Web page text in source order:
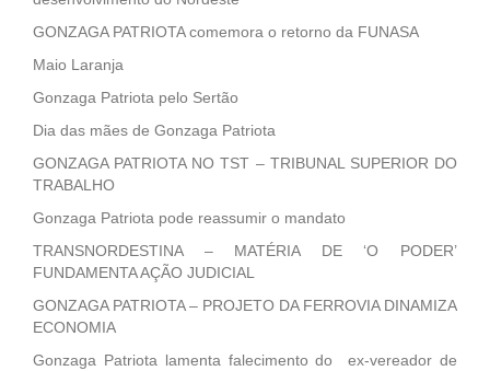
GONZAGA PATRIOTA comemora o retorno da FUNASA
Maio Laranja
Gonzaga Patriota pelo Sertão
Dia das mães de Gonzaga Patriota
GONZAGA PATRIOTA NO TST – TRIBUNAL SUPERIOR DO
TRABALHO
Gonzaga Patriota pode reassumir o mandato
TRANSNORDESTINA – MATÉRIA DE ‘O PODER’
FUNDAMENTA AÇÃO JUDICIAL
GONZAGA PATRIOTA – PROJETO DA FERROVIA DINAMIZA
ECONOMIA
Gonzaga Patriota lamenta falecimento do ex-vereador de